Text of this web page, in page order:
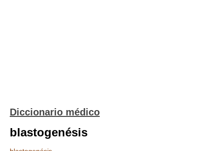
Diccionario médico
blastogenésis